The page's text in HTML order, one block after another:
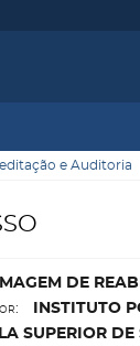
e Auditoria
DE
NSTITUTO
SUPERIOR